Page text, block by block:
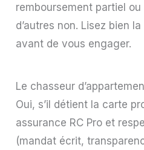
remboursement partiel
d’autres non. Lisez bien
avant de vous engager.
Le chasseur
Oui, s’il détient la carte
assurance RC Pro et
(mandat écrit,